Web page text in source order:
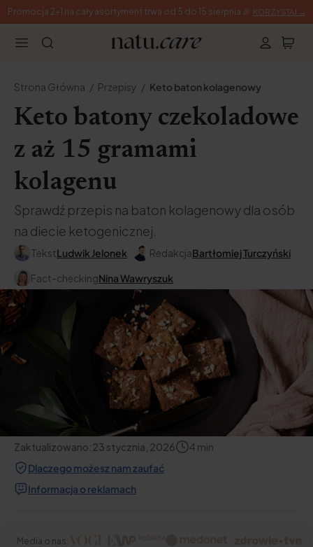
Promocja 2+1 na cały asortyment trwa od 5 do 15 sierpnia 🎉 KORZYSTAJ →
Strona Główna Przepisy Keto baton kolagenowy
Keto batony czekoladowe
z aż 15 gramami
kolagenu
Sprawdź przepis na baton kolagenowy dla osób
na diecie ketogenicznej.
TekstLudwik Jelonek RedakcjaBartłomiej Turczyński
Fact-checkingNina Wawryszuk
Zaktualizowano:23 stycznia, 2026 4 min
Dlaczego możesz nam zaufać
Informacja o reklamach
Media o nas: